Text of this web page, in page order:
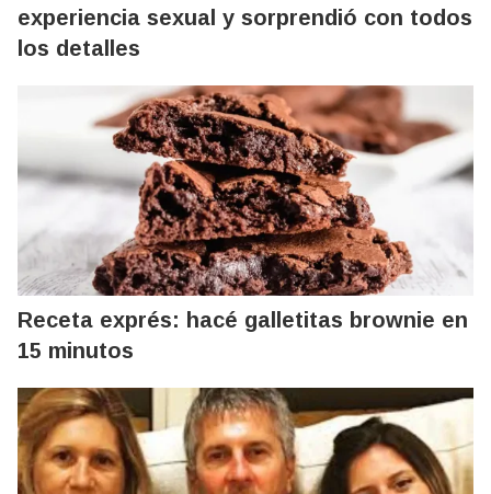
experiencia sexual y sorprendió con todos
los detalles
Receta exprés: hacé galletitas brownie en
15 minutos